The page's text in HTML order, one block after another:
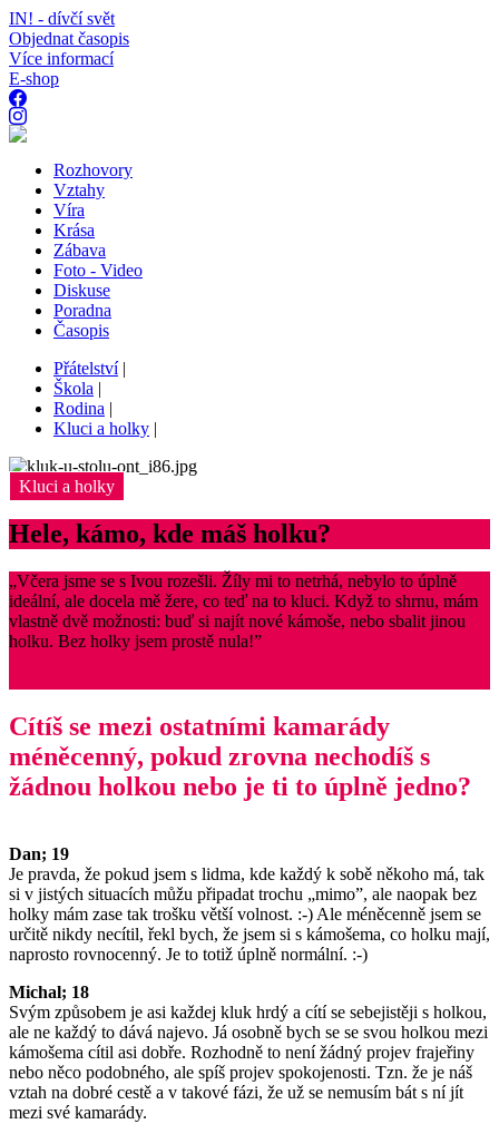
IN! - dívčí svět
Objednat časopis
Více informací
E-shop
Rozhovory
Vztahy
Víra
Krása
Zábava
Foto - Video
Diskuse
Poradna
Časopis
Přátelství|
Škola |
Rodina |
Kluci a holky |
Kluci a holky
Hele, kámo, kde máš holku?
„Včera jsme se s Ivou rozešli. Žíly mi to netrhá, nebylo to úplně
ideální, ale docela mě žere, co teď na to kluci. Když to shrnu, mám
vlastně dvě možnosti: buď si najít nové kámoše, nebo sbalit jinou
holku. Bez holky jsem prostě nula!”
Cítíš se mezi ostatními kamarády
méněcenný, pokud zrovna nechodíš s
žádnou holkou nebo je ti to úplně jedno?
Dan; 19
Je pravda, že pokud jsem s lidma, kde každý k sobě někoho má, tak
si v jistých situacích můžu připadat trochu „mimo”, ale naopak bez
holky mám zase tak trošku větší volnost. :-) Ale méněcenně jsem se
určitě nikdy necítil, řekl bych, že jsem si s kámošema, co holku mají,
naprosto rovnocenný. Je to totiž úplně normální. :-)
Michal; 18
Svým způsobem je asi každej kluk hrdý a cítí se sebejistěji s holkou,
ale ne každý to dává najevo. Já osobně bych se se svou holkou mezi
kámošema cítil asi dobře. Rozhodně to není žádný projev frajeřiny
nebo něco podobného, ale spíš projev spokojenosti. Tzn. že je náš
vztah na dobré cestě a v takové fázi, že už se nemusím bát s ní jít
mezi své kamarády.